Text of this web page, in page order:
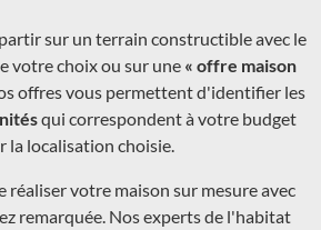
sur un terrain constructible avec le
votre choix ou sur une « offre maison
offres vous permettent d'identifier les
qui correspondent à votre budget
la localisation choisie.
réaliser votre maison sur mesure avec
remarquée. Nos experts de l'habitat